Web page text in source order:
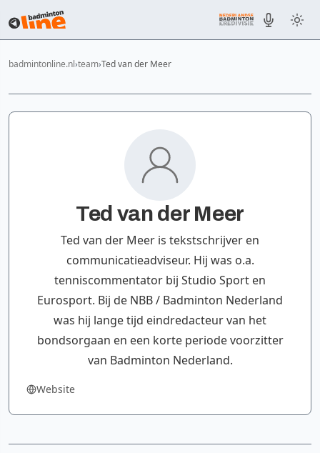
badmintonline.nl team Ted van der Meer
Ted van der Meer
Ted van der Meer is tekstschrijver en
communicatieadviseur. Hij was o.a.
tenniscommentator bij Studio Sport en
Eurosport. Bij de NBB / Badminton Nederland
was hij lange tijd eindredacteur van het
bondsorgaan en een korte periode voorzitter
van Badminton Nederland.
Website